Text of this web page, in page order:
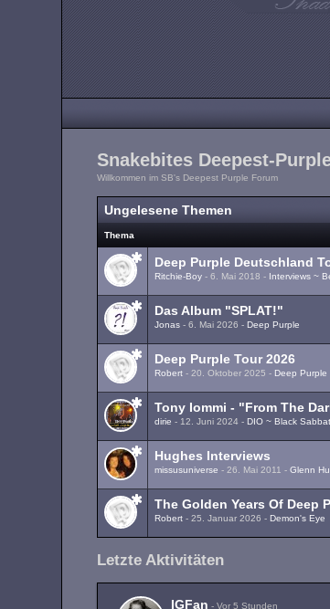
Snakebites Deepest-
Willkommen im SB's Deepest Purple Forum
Ungelesene Themen
Thema
Deep Purple Deutschland
Ritchie-Boy -6. Mai 2018 - Interviews ~
Das Album "SPLAT!"
Jonas -6. Mai 2026 -Deep Purple
Deep Purple Tour 2026
Robert -20. Oktober 2025 - Deep Purple
Tony Iommi - "From The
dirie - 12. Juni 2024 -DIO ~ Black
Hughes Interviews
missusuniverse -26. Mai 2011 -Glenn
The Golden Years Of Deep
Robert -25. Januar 2026 -Demon's Eye
Letzte Aktivitäten
IGFan -Vor 5 Stunden